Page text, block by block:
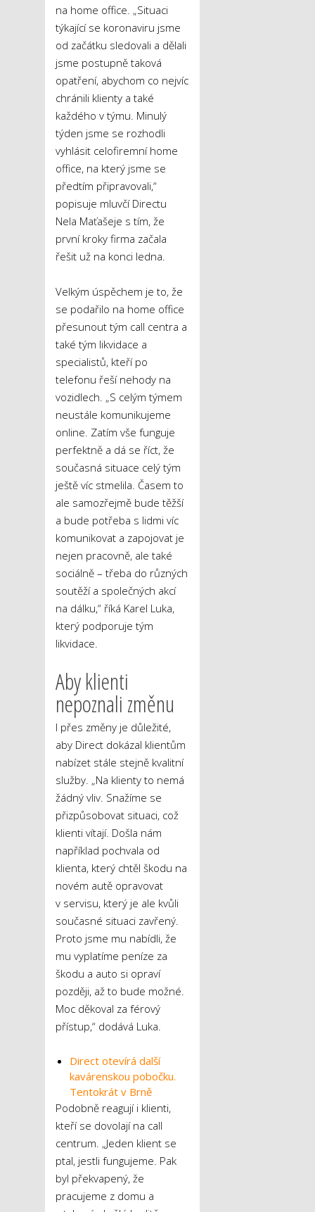
na home office. „Situaci
týkající se koronaviru jsme
od začátku sledovali a dělali
jsme postupně taková
opatření, abychom co nejvíc
chránili klienty a také
každého v týmu. Minulý
týden jsme se rozhodli
vyhlásit celofiremní home
office, na který jsme se
předtím připravovali,“
popisuje mluvčí Directu
Nela Maťašeje s tím, že
první kroky firma začala
řešit už na konci ledna.
Velkým úspěchem je to, že
se podařilo na home office
přesunout tým call centra a
také tým likvidace a
specialistů, kteří po
telefonu řeší nehody na
vozidlech. „S celým týmem
neustále komunikujeme
online. Zatím vše funguje
perfektně a dá se říct, že
současná situace celý tým
ještě víc stmelila. Časem to
ale samozřejmě bude těžší
a bude potřeba s lidmi víc
komunikovat a zapojovat je
nejen pracovně, ale také
sociálně – třeba do různých
soutěží a společných akcí
na dálku,“ říká Karel Luka,
který podporuje tým
likvidace.
Aby klienti
nepoznali změnu
I přes změny je důležité,
aby Direct dokázal klientům
nabízet stále stejně kvalitní
služby. „Na klienty to nemá
žádný vliv. Snažíme se
přizpůsobovat situaci, což
klienti vítají. Došla nám
například pochvala od
klienta, který chtěl škodu na
novém autě opravovat
v servisu, který je ale kvůli
současné situaci zavřený.
Proto jsme mu nabídli, že
mu vyplatíme peníze za
škodu a auto si opraví
později, až to bude možné.
Moc děkoval za férový
přístup,“ dodává Luka.
Direct otevírá další
kavárenskou pobočku.
Tentokrát v Brně
Podobně reagují i klienti,
kteří se dovolají na call
centrum. „Jeden klient se
ptal, jestli fungujeme. Pak
byl překvapený, že
pracujeme z domu a